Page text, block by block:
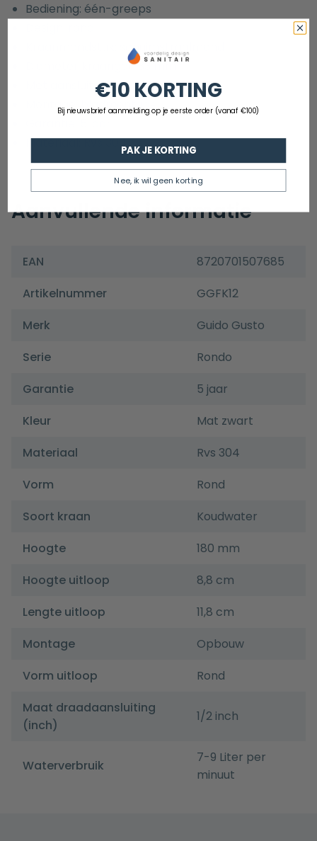
Bediening: één-greeps
Kraanmondstuk: schuimstraalmond
Diameter kraangat: 33 mm
Met aansluitslangen: ja
Montage: bladmontage
Materiaal: Rvs 304
Aanvullende informatie
EAN
8720701507685
Artikelnummer
GGFK12
Merk
Guido Gusto
Serie
Rondo
Garantie
5 jaar
Kleur
Mat zwart
Materiaal
Rvs 304
Vorm
Rond
Soort kraan
Koudwater
Hoogte
180 mm
Hoogte uitloop
8,8 cm
Lengte uitloop
11,8 cm
Montage
Opbouw
Vorm uitloop
Rond
Maat draadaansluiting
(inch)
1/2 inch
Waterverbruik
7-9 Liter per
minuut
€10 KORTING
Bij nieuwsbrief aanmelding op je eerste order (vanaf €100)
PAK JE KORTING
Nee, ik wil geen korting